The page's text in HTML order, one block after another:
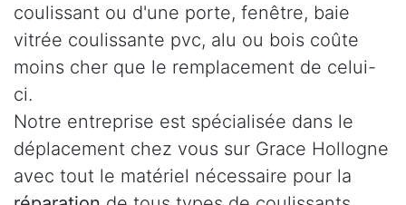
coulissant ou d'une porte, fenêtre, baie
vitrée coulissante pvc, alu ou bois coûte
moins cher que le remplacement de celui-
ci.
Notre entreprise est spécialisée dans le
déplacement chez vous sur Grace Hollogne
avec tout le matériel nécessaire pour la